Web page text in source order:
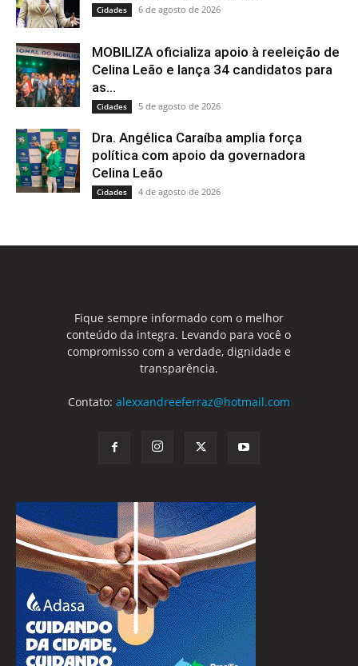
Cidades 6 de agosto de 2026
MOBILIZA oficializa apoio à reeleição de
Celina Leão e lança 34 candidatos para
as...
Cidades 5 de agosto de 2026
Dra. Angélica Caraíba amplia força
política com apoio da governadora
Celina Leão
Cidades 4 de agosto de 2026
Fique sempre informado com o melhor
conteúdo da integra. Levando para você o
compromisso com a verdade, dignidade e
transparência.
Contato: alexxandreeferraz@hotmail.com